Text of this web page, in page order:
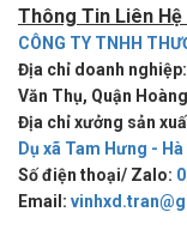
Thông Tin Liên
CÔNG TY TNHH
Địa chỉ doanh
Văn Thụ, Quận
Địa chỉ xưởng sản
Dụ xã Tam Hưng - Hà
Số điện thoại/ Zalo:
Email: